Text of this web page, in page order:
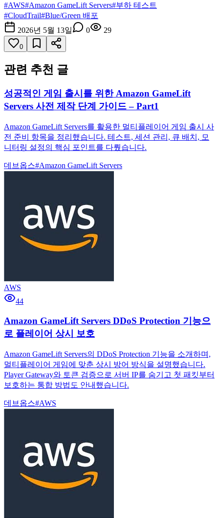
#AWS#Amazon GameLift Servers#부하 테스트
#CloudTrail#Blue/Green 배포
2026년 5월 13일
0 29
0
관련 추천 글
성공적인 게임 출시를 위한 Amazon GameLift
Servers 사전 제작 단계 가이드 – Part1
Amazon GameLift Servers를 활용한 멀티플레이어 게임 출시 사
전 준비 항목을 정리했습니다. 테스트, 세션 관리, 큐 배치, 모
니터링 설정의 핵심 포인트를 다뤘습니다.
데브옵스#Amazon GameLift Servers
AWS
44
Amazon GameLift Servers DDoS Protection 기능으
로 플레이어 상시 보호
Amazon GameLift Servers의 DDoS Protection 기능을 소개하며,
멀티플레이어 게임에 맞춘 상시 방어 방식을 설명했습니다.
Player Gateway와 토큰 검증으로 서버 IP를 숨기고 첫 패킷부터
보호하는 통합 방법도 안내했습니다.
데브옵스#AWS